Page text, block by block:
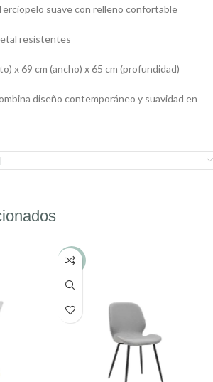
suave con relleno confortable
resistentes
x 69 cm (ancho) x 65 cm (profundidad)
diseño contemporáneo y suavidad en
-8%